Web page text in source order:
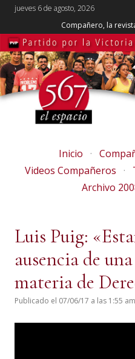
jueves 6 de agosto, 2026
Compañero, la
Inicio
Videos Compañeros
Archivo
Luis Puig:
ausencia de
materia de
Publicado el 07/06/17 a las 1:55 am